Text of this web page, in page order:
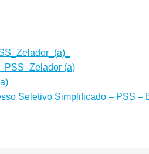
(a)
Seletivo Simplificado – PSS –